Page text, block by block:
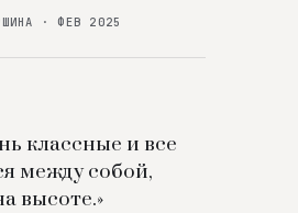
· ФЕВ 2025
классные и все
между собой,
высоте.»